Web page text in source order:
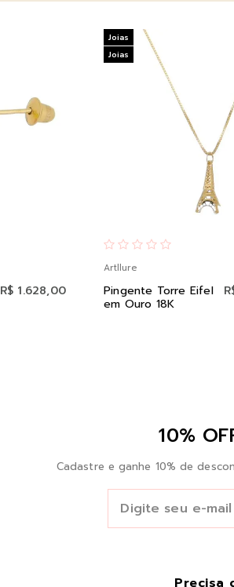
R$ 1.628,00
Artllure
Pingente Torre Eifel
em Ouro 18K
Joias
Joias
10%
Cadastre e ganhe 10% de
Precisa